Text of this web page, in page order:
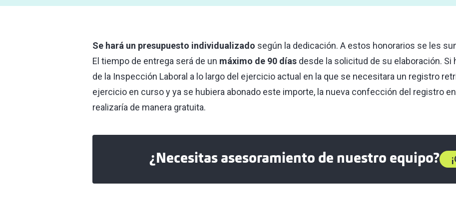
Se hará un presupuesto individualizado según la dedicación. A estos honorarios se les
El tiempo de entrega será de un máximo de 90 días desde la solicitud de su elaboración. Si
de la Inspección Laboral a lo largo del ejercicio actual en la que se necesitara un registro
ejercicio en curso y ya se hubiera abonado este importe, la nueva confección del registro
realizaría de manera gratuita.
¿Necesitas asesoramiento de nuestro equipo?